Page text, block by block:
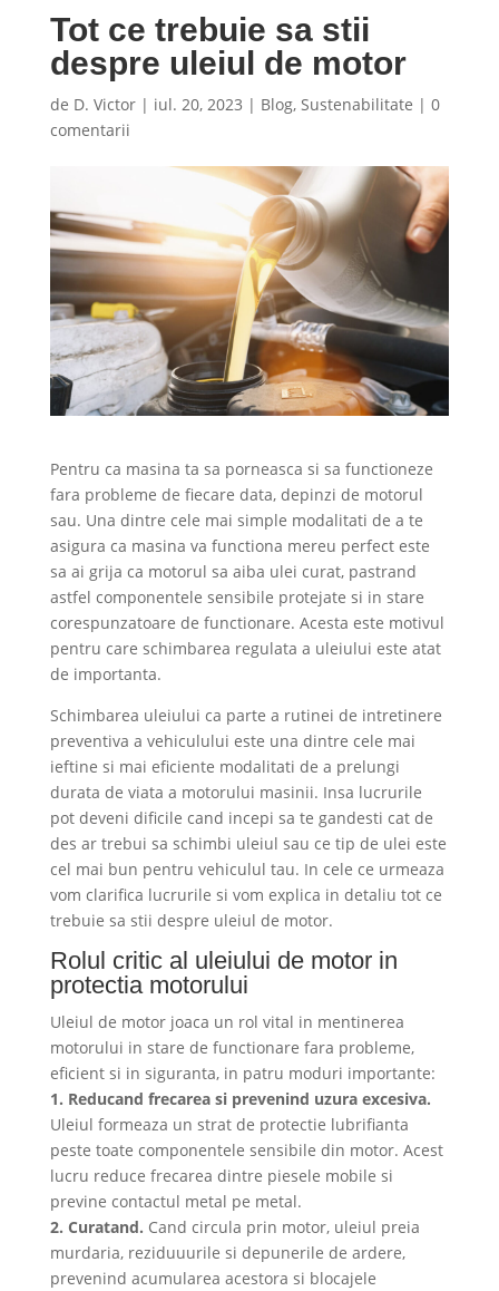
Tot ce trebuie sa stii
despre uleiul de motor
de D. Victor| iul. 20, 2023 | Blog, Sustenabilitate | 0
comentarii
Pentru ca masina ta sa porneasca si sa functioneze
fara probleme de fiecare data, depinzi de motorul
sau. Una dintre cele mai simple modalitati de a te
asigura ca masina va functiona mereu perfect este
sa ai grija ca motorul sa aiba ulei curat, pastrand
astfel componentele sensibile protejate si in stare
corespunzatoare de functionare. Acesta este motivul
pentru care schimbarea regulata a uleiului este atat
de importanta.
Schimbarea uleiului ca parte a rutinei de intretinere
preventiva a vehiculului este una dintre cele mai
ieftine si mai eficiente modalitati de a prelungi
durata de viata a motorului masinii. Insa lucrurile
pot deveni dificile cand incepi sa te gandesti cat de
des ar trebui sa schimbi uleiul sau ce tip de ulei este
cel mai bun pentru vehiculul tau. In cele ce urmeaza
vom clarifica lucrurile si vom explica in detaliu tot ce
trebuie sa stii despre uleiul de motor.
Rolul critic al uleiului de motor in
protectia motorului
Uleiul de motor joaca un rol vital in mentinerea
motorului in stare de functionare fara probleme,
eficient si in siguranta, in patru moduri importante:
1. Reducand frecarea si prevenind uzura excesiva.
Uleiul formeaza un strat de protectie lubrifianta
peste toate componentele sensibile din motor. Acest
lucru reduce frecarea dintre piesele mobile si
previne contactul metal pe metal.
2. Curatand. Cand circula prin motor, uleiul preia
murdaria, reziduuurile si depunerile de ardere,
prevenind acumularea acestora si blocajele